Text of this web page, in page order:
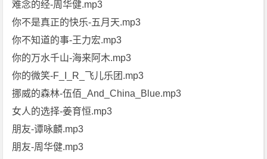
难念的经-周华健.mp3
你不是真正的快乐-五月天.mp3
你不知道的事-王力宏.mp3
你的万水千山-海来阿木.mp3
你的微笑-F_I_R_飞儿乐团.mp3
挪威的森林-伍佰_And_China_Blue.mp3
女人的选择-姜育恒.mp3
朋友-谭咏麟.mp3
朋友-周华健.mp3